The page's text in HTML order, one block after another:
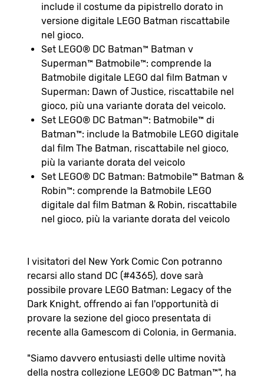
include il costume da pipistrello dorato in
versione digitale LEGO Batman riscattabile
nel gioco.
Set LEGO® DC Batman™ Batman v
Superman™ Batmobile™: comprende la
Batmobile digitale LEGO dal film Batman v
Superman: Dawn of Justice, riscattabile nel
gioco, più una variante dorata del veicolo.
Set LEGO® DC Batman™: Batmobile™ di
Batman™: include la Batmobile LEGO digitale
dal film The Batman, riscattabile nel gioco,
più la variante dorata del veicolo
Set LEGO® DC Batman: Batmobile™ Batman &
Robin™: comprende la Batmobile LEGO
digitale dal film Batman & Robin, riscattabile
nel gioco, più la variante dorata del veicolo
I visitatori del New York Comic Con potranno
recarsi allo stand DC (#4365), dove sarà
possibile provare LEGO Batman: Legacy of the
Dark Knight, offrendo ai fan l'opportunità di
provare la sezione del gioco presentata di
recente alla Gamescom di Colonia, in Germania.
"Siamo davvero entusiasti delle ultime novità
della nostra collezione LEGO® DC Batman™", ha